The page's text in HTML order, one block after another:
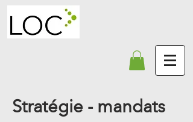
Stratégie - mandats